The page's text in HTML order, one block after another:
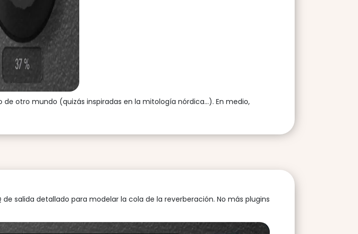
otro mundo (quizás inspiradas en la mitología nórdica...). En medio,
salida detallado para modelar la cola de la reverberación. No más plugins